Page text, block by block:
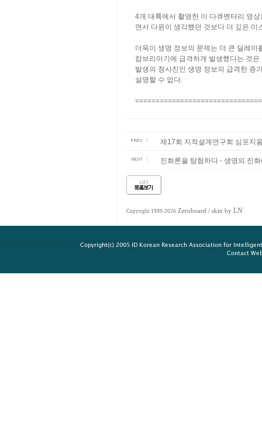
4개 대륙에서 촬영한 이 다큐멘터리 영
면서 다윈이 생각했던 것보다 더 깊은 미
더욱이 생명 정보의 문제는 더 큰 딜레
캄브리아기에 급격하게 발생했다는 것
발생의 청사진인 생명 정보의 급격한 증
설명할 수 없다.
제17회 지적설계연구회 심포지
진화론을 탐험하다 - 생명의 진
Copyright 1999-2026 Zeroboard / skin by LN